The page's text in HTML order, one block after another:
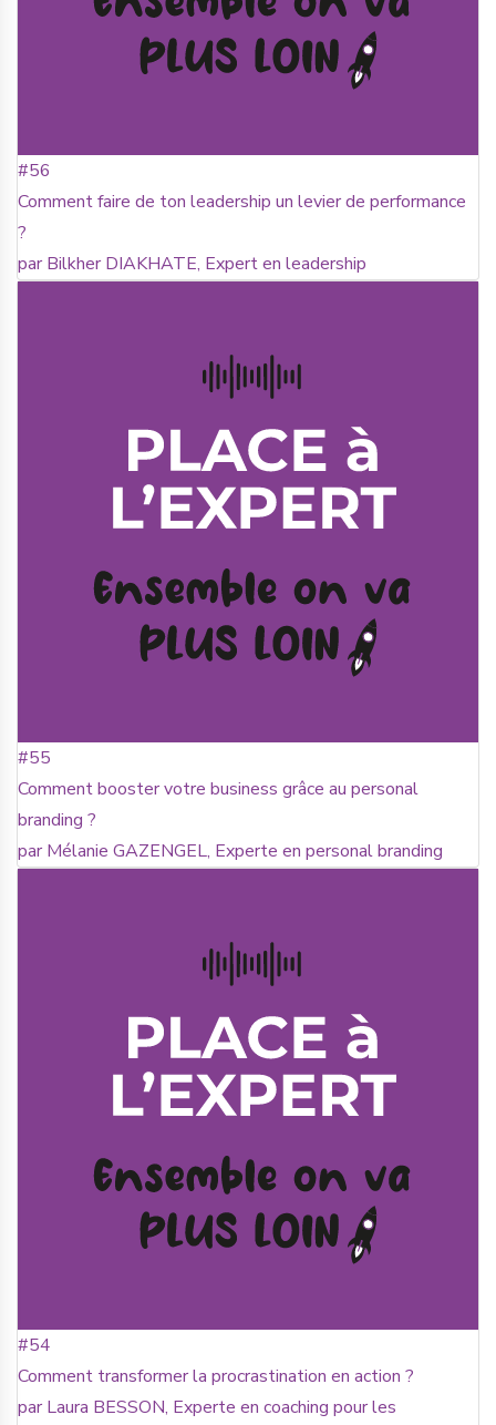
#56
Comment faire de ton leadership un levier de performance
?
par Bilkher DIAKHATE, Expert en leadership
#55
Comment booster votre business grâce au personal
branding ?
par Mélanie GAZENGEL, Experte en personal branding
#54
Comment transformer la procrastination en action ?
par Laura BESSON, Experte en coaching pour les